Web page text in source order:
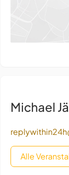
Michael
Alle